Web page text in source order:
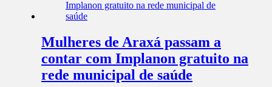
Mulheres de Araxá passam a
contar com Implanon gratuito na
rede municipal de saúde